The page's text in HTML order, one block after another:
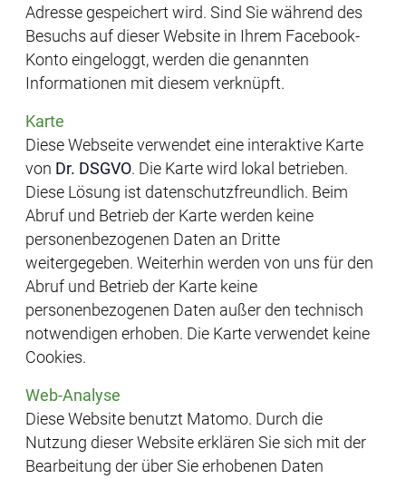
Adresse gespeichert wird. Sind Sie während des
Besuchs auf dieser Website in Ihrem Facebook-
Konto eingeloggt, werden die genannten
Informationen mit diesem verknüpft.
Karte
Diese Webseite verwendet eine interaktive Karte
von Dr. DSGVO. Die Karte wird lokal betrieben.
Diese Lösung ist datenschutzfreundlich. Beim
Abruf und Betrieb der Karte werden keine
personenbezogenen Daten an Dritte
weitergegeben. Weiterhin werden von uns für den
Abruf und Betrieb der Karte keine
personenbezogenen Daten außer den technisch
notwendigen erhoben. Die Karte verwendet keine
Cookies.
Web-Analyse
Diese Website benutzt Matomo. Durch die
Nutzung dieser Website erklären Sie sich mit der
Bearbeitung der über Sie erhobenen Daten